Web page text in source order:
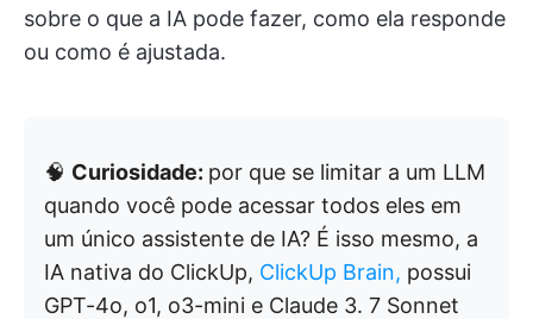
sobre o que a IA pode fazer, como ela responde
ou como é ajustada.
🧠 Curiosidade: por que se limitar a um LLM
quando você pode acessar todos eles em
um único assistente de IA? É isso mesmo, a
IA nativa do ClickUp, ClickUp Brain, possui
GPT-4o, o1, o3-mini e Claude 3. 7 Sonnet